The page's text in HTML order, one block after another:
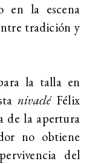
en la escena
tradición y
la talla en
nivaclé Félix
de la apertura
no obtiene
del